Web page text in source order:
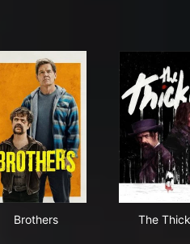
Brothers The